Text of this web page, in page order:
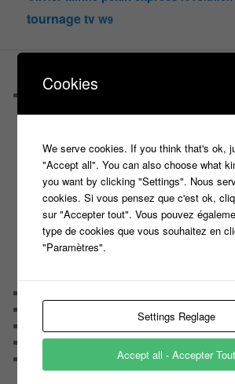
tournagetv W9
PAGES
C’est quoi un casteur ?
Harry
Motus
Slam
C’est quoi un casting ?
Tous les castings
Les 12 coups de midi
Les Z’Amours
Tout le monde veut prendre sa place
Il était une fois ….
Le candidat masqué
Le trombinoscope des Joueurs
Cookies
We serve cookies. If you think that's ok,
"Accept all". You can also choose what
you want by clicking "Settings". Nous
cookies. Si vous pensez que c'est ok,
sur "Accepter tout". Vous pouvez
type de cookies que vous souhaitez en
"Paramètres".
Settings Reglage
Accept all - Accepter Tout